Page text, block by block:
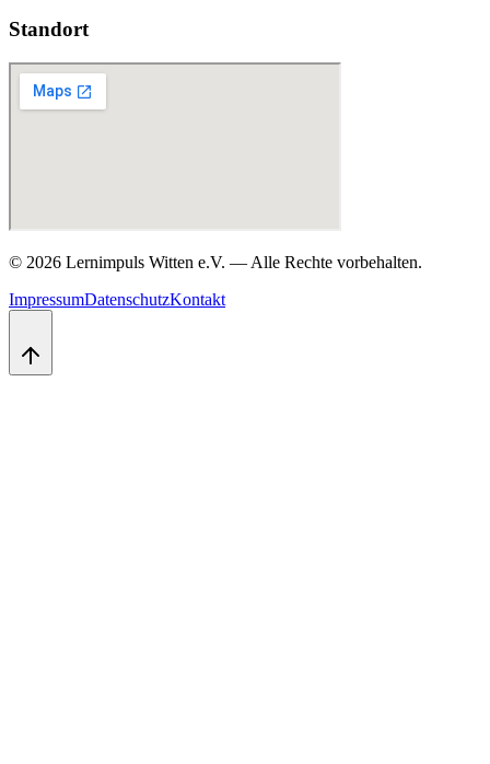
Standort
© 2026 Lernimpuls Witten e.V. — Alle Rechte vorbehalten.
ImpressumDatenschutzKontakt